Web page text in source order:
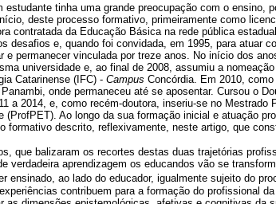
estudante tinha uma grande preocupação com o ensino,
deste processo formativo, primeiramente como
contratada da Educação Básica na rede pública
desafios e, quando foi convidada, em 1995, para atuar
e permanecer vinculada por treze anos. No início dos
universidade e, ao final de 2008, assumiu a
Catarinense (IFC) - Campus Concórdia. Em 2010,
onde permaneceu até se aposentar. Cursou o
a 2014, e, como recém-doutora, inseriu-se no
(ProfPET). Ao longo da sua formação inicial e atuação
formativo descrito, reflexivamente, neste artigo, que
que balizaram os recortes destas duas trajetórias
verdadeira aprendizagem os educandos vão se
ensinado, ao lado do educador, igualmente sujeito do
contribuem para a formação do profissional